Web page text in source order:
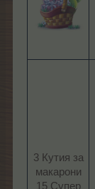
3 Кутия за
макарони
15 Супер